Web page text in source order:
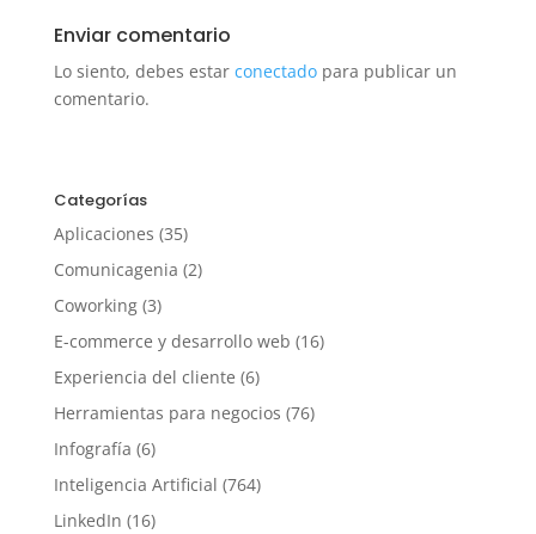
Enviar comentario
Lo siento, debes estar conectadopara publicar un
comentario.
Categorías
Aplicaciones (35)
Comunicagenia (2)
Coworking(3)
E-commerce y desarrollo web (16)
Experiencia del cliente (6)
Herramientas para negocios (76)
Infografía (6)
Inteligencia Artificial (764)
LinkedIn (16)